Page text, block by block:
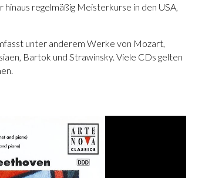
regelmäßig Meisterkurse in den USA,
unter anderem Werke von Mozart,
Bartok und Strawinsky. Viele CDs gelten